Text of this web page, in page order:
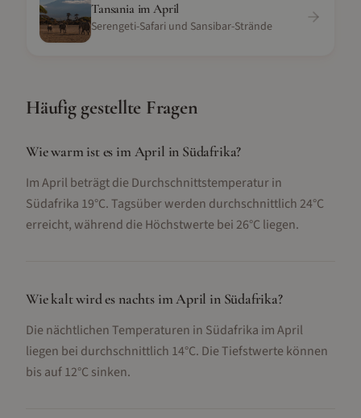
Tansania imApril
Serengeti-Safari und Sansibar-Strände
Häufig gestellte Fragen
Wie warm ist es im April in Südafrika?
Im April beträgt die Durchschnittstemperatur in
Südafrika 19°C. Tagsüber werden durchschnittlich 24°C
erreicht, während die Höchstwerte bei 26°C liegen.
Wie kalt wird es nachts im April in Südafrika?
Die nächtlichen Temperaturen in Südafrika im April
liegen bei durchschnittlich 14°C. Die Tiefstwerte können
bis auf 12°C sinken.